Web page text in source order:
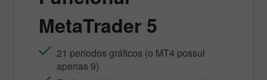
MetaTrader 5
21 períodos gráficos (o MT4 possui
apenas 9)